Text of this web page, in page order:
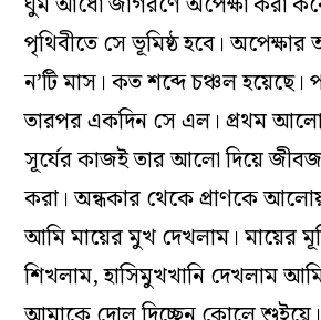
পৃথিবীতে সে ভূমিষ্ঠ হবে।
ন’টি মাস। কত শব্দে চঞ্চল হয়েছে।
তারপর একদিন সে এল। প্রথম
সূর্যের কাজই তার আলো দিয়ে
করা। অন্ধকার থেকে প্রাণকে
আমি মায়ের মুখ দেখলাম। মায়ের
শিখলাম, হাসিমুখখানি দেখলাম